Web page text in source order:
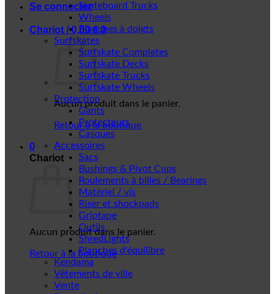
Se connecter
Chariot /0,00€ 0
Aucun produit dans le panier.
Retour à la boutique
0
Chariot
Aucun produit dans le panier.
Retour à la boutique
Skateboard Trucks
Wheels
Planches à doigts
Surfskates
Surfskate Completes
Surfskate Decks
Surfskate Trucks
Surfskate Wheels
Protection
Gants
Protecteurs
Casques
Accessoires
Sacs
Bushings & Pivot Cups
Roulements à billes / Bearings
Matériel / vis
Riser et shockpads
Griptape
Outils
ShredLights
Planches d'équilibre
Kendama
Vêtements de ville
Vente